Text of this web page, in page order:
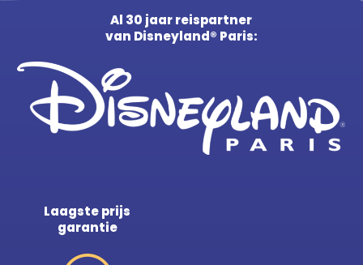
Al 30 jaar reispartner
van Disneyland® Paris:
Laagste prijs
garantie